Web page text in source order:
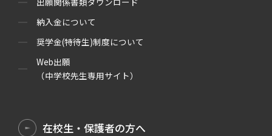
納入金について
奨学金(特待生)制度について
Web出願
（中学校先生専用サイト）
在校生・保護者の方へ